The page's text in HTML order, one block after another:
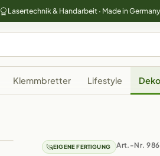
Lasertechnik & Handarbeit · Made in Germany
Klemmbretter Lifestyle
EIGENE FERTIGUNG Art.-Nr. 986